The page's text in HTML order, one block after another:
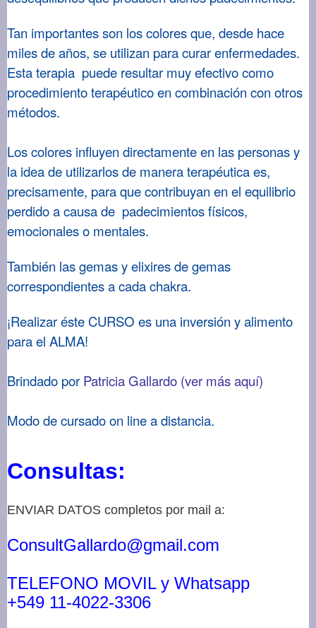
Tan importantes son los colores que, desde hace
miles de años, se utilizan para curar enfermedades.
Esta terapia puede resultar muy efectivo como
procedimiento terapéutico en combinación con otros
métodos.
Los colores influyen directamente en las personas y
la idea de utilizarlos de manera terapéutica es,
precisamente, para que contribuyan en el equilibrio
perdido a causa de padecimientos físicos,
emocionales o mentales.
También las gemas y elixires de gemas
correspondientes a cada chakra.
¡Realizar éste CURSO es una inversión y alimento
para el ALMA!
Brindado por Patricia Gallardo (ver más aquí)
Modo de cursado on line a distancia.
Consultas:
ENVIAR DATOS completos por mail a:
ConsultGallardo@gmail.com
TELEFONO MOVIL y Whatsapp
+549 11-4022-3306